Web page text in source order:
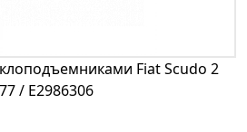
Fiat Scudo 2
/ E2986306